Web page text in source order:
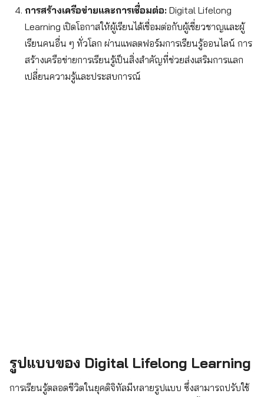
การสร้างเครือข่ายและการเชื่อมต่อ:Digital Lifelong
Learning เปิดโอกาสให้ผู้เรียนได้เชื่อมต่อกับผู้เชี่ยวชาญและผู้
เรียนคนอื่น ๆ ทั่วโลก ผ่านแพลตฟอร์มการเรียนรู้ออนไลน์ การ
สร้างเครือข่ายการเรียนรู้เป็นสิ่งสำคัญที่ช่วยส่งเสริมการแลก
เปลี่ยนความรู้และประสบการณ์
รูปแบบของ Digital Lifelong Learning
การเรียนรู้ตลอดชีวิตในยุคดิจิทัลมีหลายรูปแบบ ซึ่งสามารถปรับใช้